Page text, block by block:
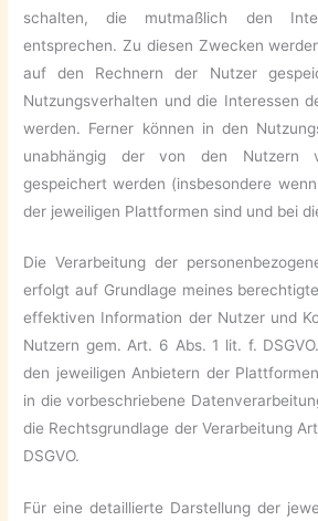
schalten, die mutmaßlich den
entsprechen. Zu diesen Zwecken
auf den Rechnern der Nutzer
Nutzungsverhalten und die Interessen
werden. Ferner können in den
unabhängig der von den Nutzern
gespeichert werden (insbesondere
der jeweiligen Plattformen sind und bei
Die Verarbeitung der
erfolgt auf Grundlage meines
effektiven Information der Nutzer und
Nutzern gem. Art. 6 Abs. 1 lit. f.
den jeweiligen Anbietern der
in die vorbeschriebene
die Rechtsgrundlage der Verarbeitung
DSGVO.
Für eine detaillierte Darstellung der